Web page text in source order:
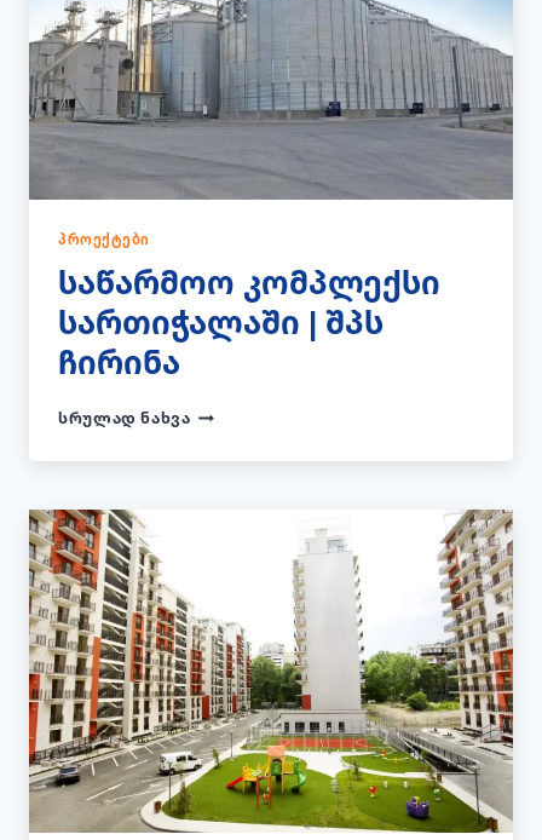
ᲞᲠᲝᲔᲥᲢᲔᲑᲘ
საწარმოო კომპლექსი
სართიჭალაში | შპს
ჩირინა
ᲡᲠᲣᲚᲐᲓ ᲜᲐᲮᲕᲐᲡᲐᲬᲐᲠᲛᲝᲝ
ᲡᲐᲠᲗᲘᲭᲐᲚᲐᲨᲘ